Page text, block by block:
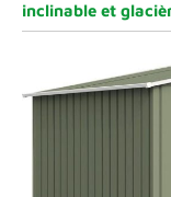
inclinable et